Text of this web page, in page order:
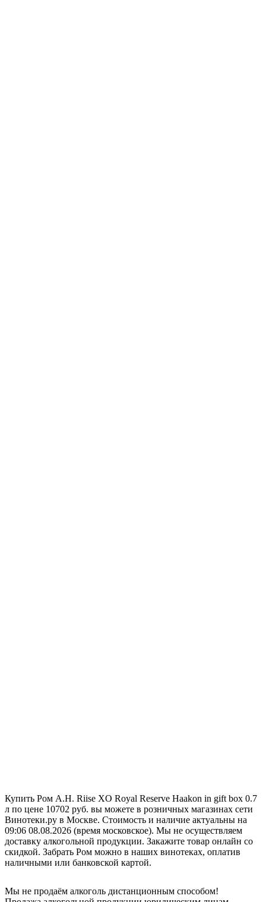
Купить Ром A.H. Riise XO Royal Reserve Haakon in gift box 0.7
л по цене 10702 руб. вы можете в розничных магазинах сети
Винотеки.ру в Москве. Стоимость и наличие актуальны на
09:06 08.08.2026 (время московское). Мы не осуществляем
доставку алкогольной продукции. Закажите товар онлайн со
скидкой. Забрать Ром можно в наших винотеках, оплатив
наличными или банковской картой.
Мы не продаём алкоголь дистанционным способом!